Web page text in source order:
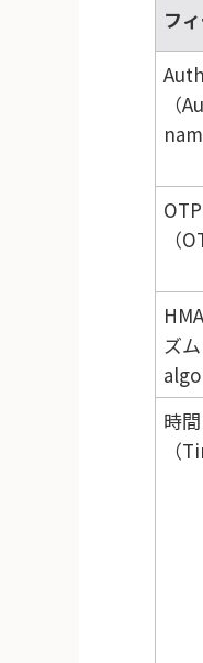
フ
（
（
ズ
時
（